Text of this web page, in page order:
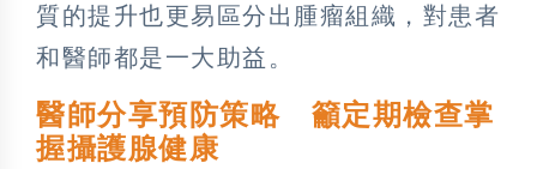
質的提升也更易區分出腫瘤組織，對患者
和醫師都是一大助益。
醫師分享預防策略 籲定期檢查掌
握攝護腺健康